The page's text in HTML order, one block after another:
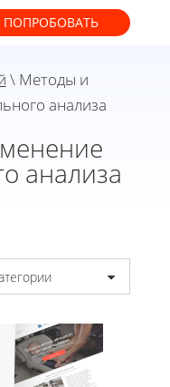
ПОПРОБОВАТЬ
\ Методы и
анализа
анализа